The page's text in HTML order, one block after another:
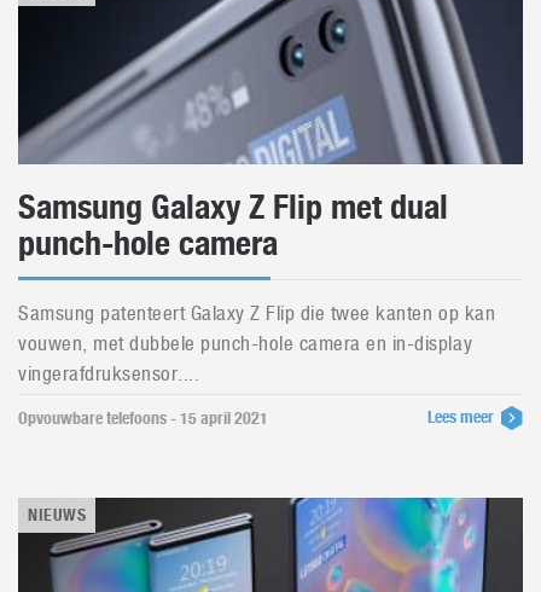
Samsung Galaxy Z Flip met dual
punch-hole camera
Samsung patenteert Galaxy Z Flip die twee kanten op kan
vouwen, met dubbele punch-hole camera en in-display
vingerafdruksensor....
Opvouwbare telefoons - 15 april 2021 Lees meer
NIEUWS